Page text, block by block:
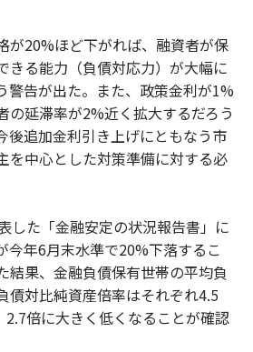
が20%ほど下がれば、融資者が保
きる能力（負債対応力）が大幅に
警告が出た。また、政策金利が1%
の延滞率が2%近く拡大するだろう
後追加金利引き上げにともなう市
を中心とした対策準備に対する必
した「金融安定の状況報告書」に
今年6月末水準で20%下落するこ
結果、金融負債保有世帯の平均負
債対比純資産倍率はそれぞれ4.5
倍に大きく低くなることが確認